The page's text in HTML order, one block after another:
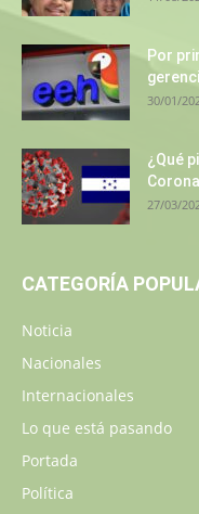
Por
30/01/
¿Qué
27/03/
CATEGORÍA
Noticia
Nacionales
Internacionales
Lo que está pasando
Portada
Política